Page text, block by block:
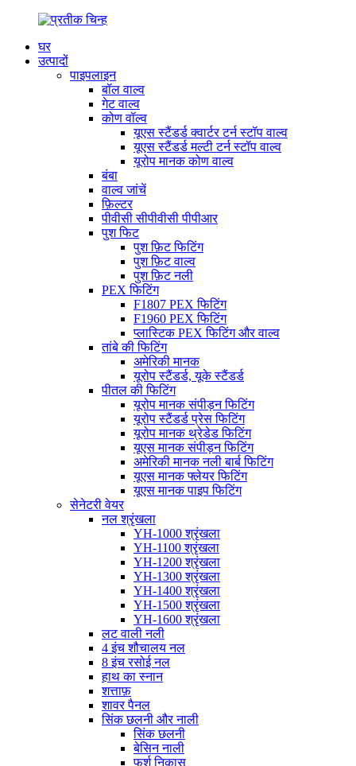
घर
उत्पादों
पाइपलाइन
बॉल वाल्व
गेट वाल्व
कोण वॉल्व
यूएस स्टैंडर्ड क्वार्टर टर्न स्टॉप वाल्व
यूएस स्टैंडर्ड मल्टी टर्न स्टॉप वाल्व
यूरोप मानक कोण वाल्व
बंबा
वाल्व जांचें
फ़िल्टर
पीवीसी सीपीवीसी पीपीआर
पुश फिट
पुश फ़िट फिटिंग
पुश फ़िट वाल्व
पुश फ़िट नली
PEX फिटिंग
F1807 PEX फिटिंग
F1960 PEX फिटिंग
प्लास्टिक PEX फिटिंग और वाल्व
तांबे की फिटिंग
अमेरिकी मानक
यूरोप स्टैंडर्ड, यूके स्टैंडर्ड
पीतल की फिटिंग
यूरोप मानक संपीड़न फिटिंग
यूरोप स्टैंडर्ड प्रेस फिटिंग
यूरोप मानक थ्रेडेड फिटिंग
यूएस मानक संपीड़न फिटिंग
अमेरिकी मानक नली बार्ब फिटिंग
यूएस मानक फ्लेयर फिटिंग
यूएस मानक पाइप फिटिंग
सेनेटरी वेयर
नल श्रृंखला
YH-1000 श्रृंखला
YH-1100 श्रृंखला
YH-1200 श्रृंखला
YH-1300 श्रृंखला
YH-1400 श्रृंखला
YH-1500 श्रृंखला
YH-1600 श्रृंखला
लट वाली नली
4 इंच शौचालय नल
8 इंच रसोई नल
हाथ का स्नान
शत्ताफ़
शावर पैनल
सिंक छलनी और नाली
सिंक छलनी
बेसिन नाली
फर्श निकास